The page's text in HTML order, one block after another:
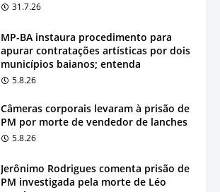
31.7.26
MP-BA instaura procedimento para
apurar contratações artísticas por dois
municípios baianos; entenda
5.8.26
Câmeras corporais levaram à prisão de
PM por morte de vendedor de lanches
5.8.26
Jerônimo Rodrigues comenta prisão de
PM investigada pela morte de Léo